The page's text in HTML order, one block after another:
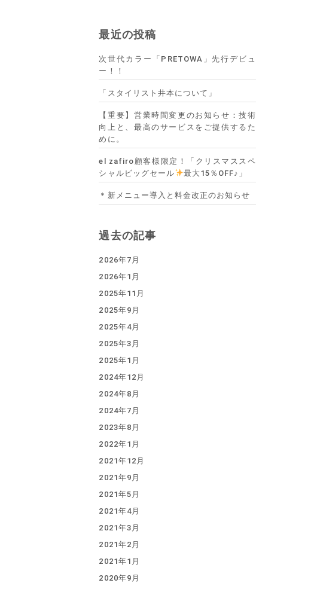
最近の投稿
次世代カラー「PRETOWA」先行デビュ
ー！！
「スタイリスト井本について」
【重要】営業時間変更のお知らせ：技術
向上と、最高のサービスをご提供するた
めに。
el zafiro顧客様限定！「クリスマススペ
シャルビッグセール
最大15％OFF♪」
＊新メニュー導入と料金改正のお知らせ
過去の記事
2026年7月
2026年1月
2025年11月
2025年9月
2025年4月
2025年3月
2025年1月
2024年12月
2024年8月
2024年7月
2023年8月
2022年1月
2021年12月
2021年9月
2021年5月
2021年4月
2021年3月
2021年2月
2021年1月
2020年9月